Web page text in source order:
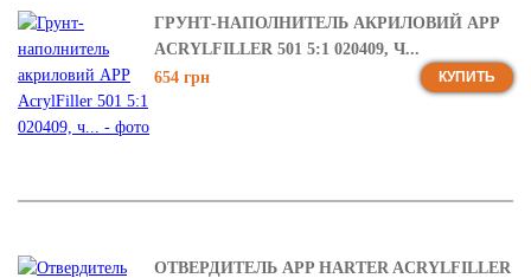
ГРУНТ-НАПОЛНИТЕЛЬ АКРИЛОВИЙ APP
ACRYLFILLER 501 5:1 020409, Ч...
654 грн
КУПИТЬ
ОТВЕРДИТЕЛЬ APP HARTER ACRYLFILLER